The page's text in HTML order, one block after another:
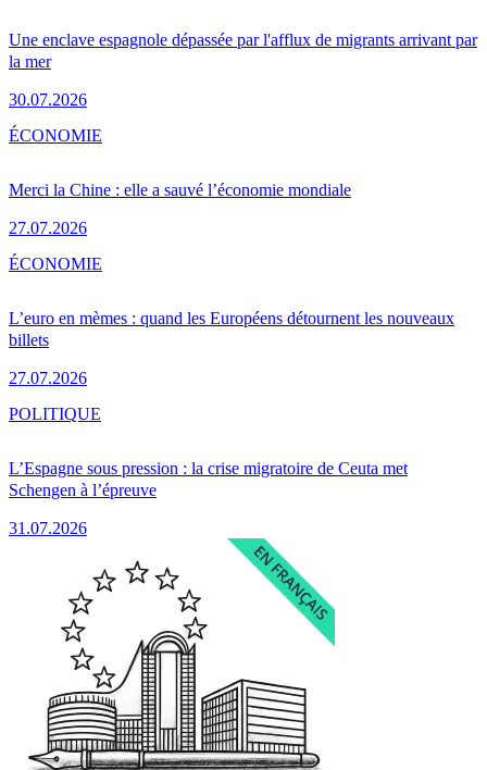
Une enclave espagnole dépassée par l'afflux de migrants arrivant par
la mer
30.07.2026
Merci la Chine : elle a sauvé l’économie mondiale
27.07.2026
ÉCONOMIE
L’euro en mèmes : quand les Européens détournent les nouveaux
billets
27.07.2026
ÉCONOMIE
L’Espagne sous pression : la crise migratoire de Ceuta met
Schengen à l’épreuve
31.07.2026
POLITIQUE